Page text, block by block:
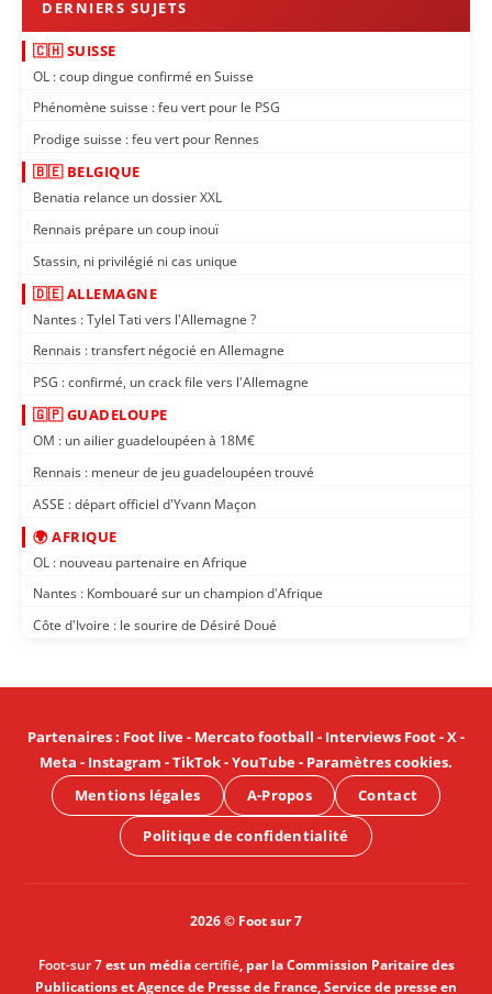
🇨🇭 SUISSE
OL : coup dingue confirmé en Suisse
Phénomène suisse : feu vert pour le PSG
Prodige suisse : feu vert pour Rennes
🇧🇪 BELGIQUE
Benatia relance un dossier XXL
Rennais prépare un coup inouï
Stassin, ni privilégié ni cas unique
🇩🇪 ALLEMAGNE
Nantes : Tylel Tati vers l'Allemagne ?
Rennais : transfert négocié en Allemagne
PSG : confirmé, un crack file vers l'Allemagne
🇬🇵 GUADELOUPE
OM : un ailier guadeloupéen à 18M€
Rennais : meneur de jeu guadeloupéen trouvé
ASSE : départ officiel d'Yvann Maçon
🌍 AFRIQUE
OL : nouveau partenaire en Afrique
Nantes : Kombouaré sur un champion d'Afrique
Côte d'Ivoire : le sourire de Désiré Doué
Partenaires: Foot live- Mercato football - Interviews Foot-X-
Meta - Instagram -TikTok-YouTube- Paramètres cookies.
Mentions légales
A-Propos Contact
Politique de confidentialité
2026 © Foot sur 7
Foot-sur 7est un médiacertifié, par la Commission Paritaire des
Publications et Agence de Presse de France, Service de presse en